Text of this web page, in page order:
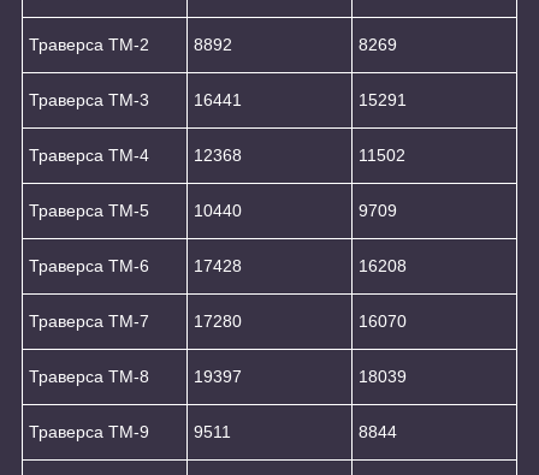
Траверса ТМ-2 8892 8269
Траверса ТМ-3 16441 15291
Траверса ТМ-4 12368 11502
Траверса ТМ-5 10440 9709
Траверса ТМ-6 17428 16208
Траверса ТМ-7 17280 16070
Траверса ТМ-8 19397 18039
Траверса ТМ-9 9511 8844